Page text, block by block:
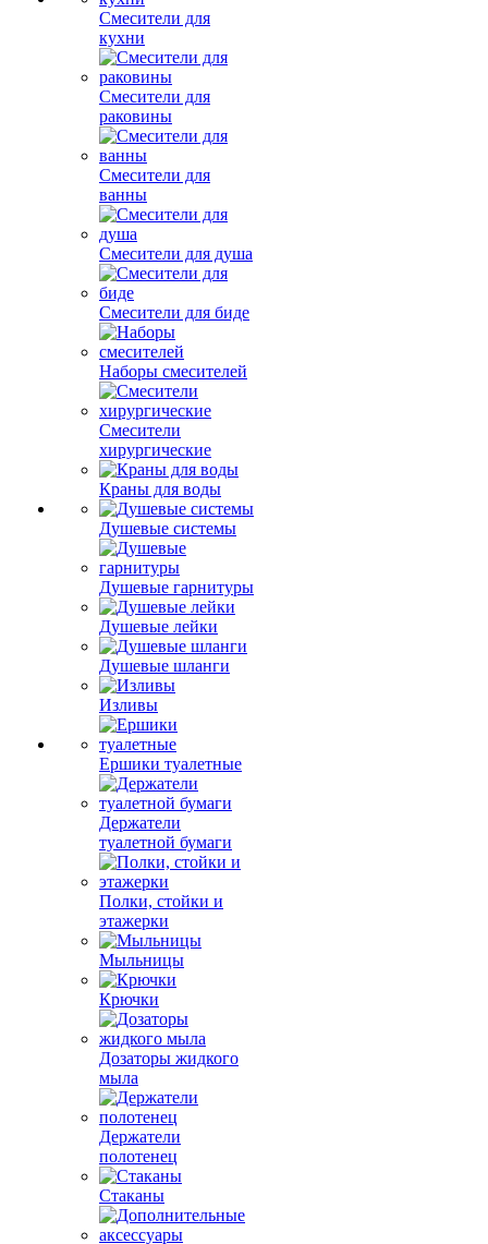
Смесители для
кухни
Смесители для
раковины
Смесители для
ванны
Смесители для душа
Смесители для биде
Наборы смесителей
Смесители
хирургические
Краны для воды
Душевые системы
Душевые гарнитуры
Душевые лейки
Душевые шланги
Изливы
Ершики туалетные
Держатели
туалетной бумаги
Полки, стойки и
этажерки
Мыльницы
Крючки
Дозаторы жидкого
мыла
Держатели
полотенец
Стаканы